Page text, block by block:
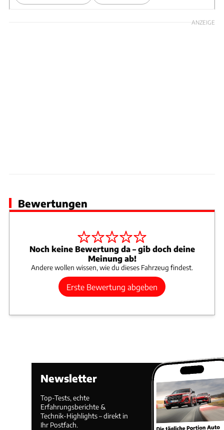
ANZEIGE
Bewertungen
Noch keine Bewertung da – gib doch deine
Meinung ab!
Andere wollen wissen, wie du dieses Fahrzeug findest.
Erste Bewertung abgeben
Newsletter
Top-Tests, echte
Erfahrungsberichte &
Technik-Highlights – direkt in
Ihr Postfach.